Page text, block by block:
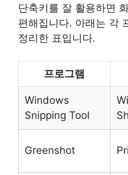
단축키를 잘 활용하면
편해집니다. 아래는 각
정리한 표입니다.
프로그램
Windows
Snipping Tool
Greenshot